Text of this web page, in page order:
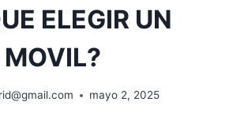
ELEGIR UN
mayo 2, 2025